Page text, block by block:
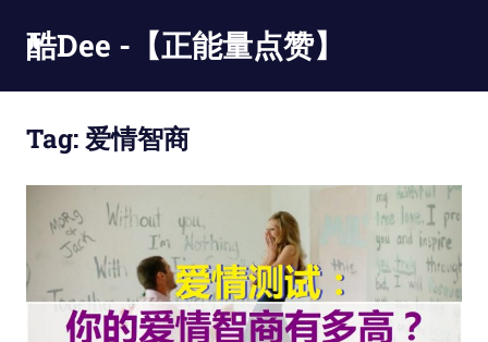
content
酷Dee -【正能量点赞】
最
Tag:爱情智商